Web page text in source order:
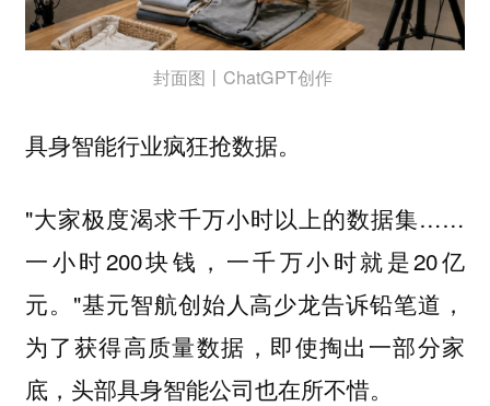
封面图丨ChatGPT创作
具身智能行业疯狂抢数据。
"大家极度渴求千万小时以上的数据集……
一小时200块钱，一千万小时就是20亿
元。"基元智航创始人高少龙告诉铅笔道，
为了获得高质量数据，即使掏出一部分家
底，头部具身智能公司也在所不惜。